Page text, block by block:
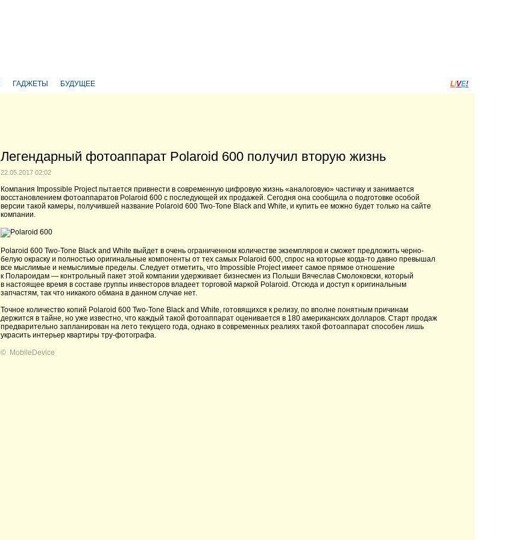
ГАДЖЕТЫ БУДУЩЕЕ LIVE!
Легендарный фотоаппарат Polaroid 600 получил вторую жизнь
22.05.2017 02:02
Компания Impossible Project пытается привнести в современную цифровую жизнь «аналоговую» частичку и занимается
восстановлением фотоаппаратов Polaroid 600 с последующей их продажей. Сегодня она сообщила о подготовке особой
версии такой камеры, получившей название Polaroid 600 Two-Tone Black and White, и купить ее можно будет только на сайте
компании.
Polaroid 600 Two-Tone Black and White выйдет в очень ограниченном количестве экземпляров и сможет предложить черно-
белую окраску и полностью оригинальные компоненты от тех самых Polaroid 600, спрос на которые когда-то давно превышал
все мыслимые и немыслимые пределы. Следует отметить, что Impossible Project имеет самое прямое отношение
к Полароидам — контрольный пакет этой компании удерживает бизнесмен из Польши Вячеслав Смолоковски, который
в настоящее время в составе группы инвесторов владеет торговой маркой Polaroid. Отсюда и доступ к оригинальным
запчастям, так что никакого обмана в данном случае нет.
Точное количество копий Polaroid 600 Two-Tone Black and White, готовящихся к релизу, по вполне понятным причинам
держится в тайне, но уже известно, что каждый такой фотоаппарат оценивается в 180 американских долларов. Старт продаж
предварительно запланирован на лето текущего года, однако в современных реалиях такой фотоаппарат способен лишь
украсить интерьер квартиры тру-фотографа.
© MobileDevice